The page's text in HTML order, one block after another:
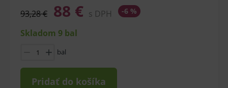
93,28 € 88 € s DPH -6 %
Skladom 9 bal
bal
Pridať do košíka